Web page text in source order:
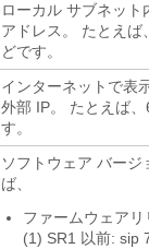
ローカル サブネット
アドレス。 たとえ
どです。
インターネットで表
外部 IP。 たとえば
す。
ソフトウェア バージ
ば、
ファームウェア
(1) SR1 以前: sip